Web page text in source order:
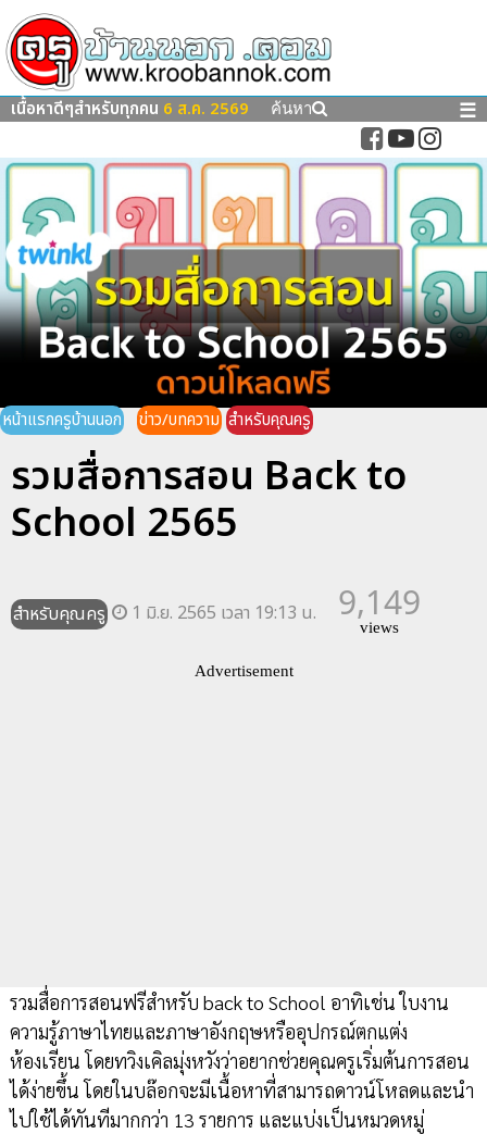
เนื้อหาดีๆสำหรับทุกคน 6 ส.ค. 2569 ค้นหา ☰
หน้าแรกครูบ้านนอก ข่าว/บทความ สำหรับคุณครู
รวมสื่อการสอน Back to
School 2565
สำหรับคุณครู 1 มิ.ย. 2565 เวลา 19:13 น. 9,149
views
Advertisement
รวมสื่อการสอนฟรีสำหรับ back to School อาทิเช่น ใบงาน
ความรู้ภาษาไทยและภาษาอังกฤษหรืออุปกรณ์ตกแต่ง
ห้องเรียน โดยทวิงเคิลมุ่งหวังว่าอยากช่วยคุณครูเริ่มต้นการสอน
ได้ง่ายขึ้น โดยในบล๊อกจะมีเนื้อหาที่สามารถดาวน์โหลดและนำ
ไปใช้ได้ทันทีมากกว่า 13 รายการ และแบ่งเป็นหมวดหมู่